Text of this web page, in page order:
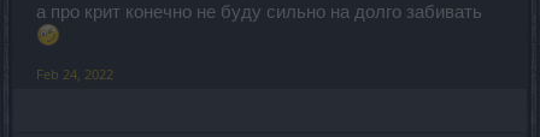
а про крит конечно не буду сильно на долго забивать
Feb 24, 2022